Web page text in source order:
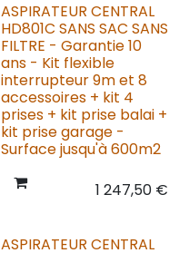
ASPIRATEUR CENTRAL
HD801C SANS SAC SANS
FILTRE - Garantie 10
ans - Kit flexible
interrupteur 9m et 8
accessoires + kit 4
prises + kit prise balai +
kit prise garage -
Surface jusqu'à 600m2
1 247,50 €
ASPIRATEUR CENTRAL